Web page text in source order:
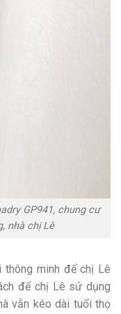
GP941, chung cư
nhà chị Lê
thông minh để chị Lê
để chị Lê sử dụng
vẫn kéo dài tuổi thọ